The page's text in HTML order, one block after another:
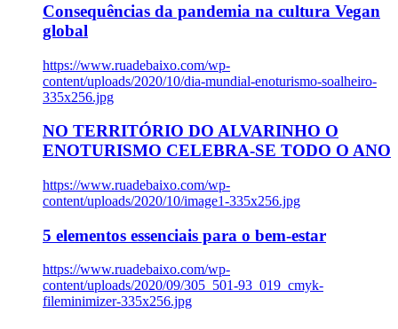
Consequências da pandemia na cultura Vegan
global
https://www.ruadebaixo.com/wp-
content/uploads/2020/10/dia-mundial-enoturismo-soalheiro-
335x256.jpg
NO TERRITÓRIO DO ALVARINHO O
ENOTURISMO CELEBRA-SE TODO O ANO
https://www.ruadebaixo.com/wp-
content/uploads/2020/10/image1-335x256.jpg
5 elementos essenciais para o bem-estar
https://www.ruadebaixo.com/wp-
content/uploads/2020/09/305_501-93_019_cmyk-
fileminimizer-335x256.jpg